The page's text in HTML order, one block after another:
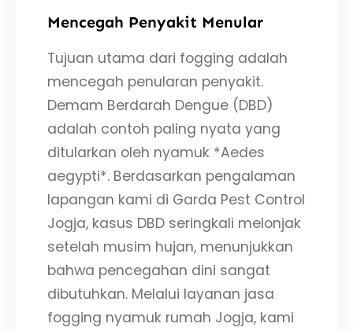
Mencegah Penyakit Menular
Tujuan utama dari fogging adalah
mencegah penularan penyakit.
Demam Berdarah Dengue (DBD)
adalah contoh paling nyata yang
ditularkan oleh nyamuk *Aedes
aegypti*. Berdasarkan pengalaman
lapangan kami di Garda Pest Control
Jogja, kasus DBD seringkali melonjak
setelah musim hujan, menunjukkan
bahwa pencegahan dini sangat
dibutuhkan. Melalui layanan jasa
fogging nyamuk rumah Jogja, kami